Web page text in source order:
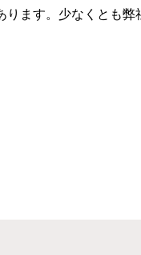
ます。少なくとも弊